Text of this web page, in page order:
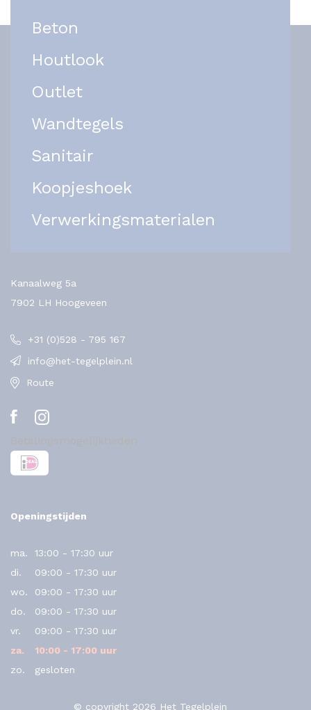
Beton
Houtlook
Outlet
Wandtegels
Sanitair
Koopjeshoek
Verwerkingsmaterialen
Kanaalweg 5a
7902 LH Hoogeveen
+31 (0)528 - 795 167
info@het-tegelplein.nl
Route
Openingstijden
ma.
13:00 - 17:30 uur
di.
09:00 - 17:30 uur
wo.
09:00 - 17:30 uur
do.
09:00 - 17:30 uur
vr.
09:00 - 17:30 uur
za.
10:00 - 17:00 uur
zo.
gesloten
© copyright 2026 Het Tegelplein